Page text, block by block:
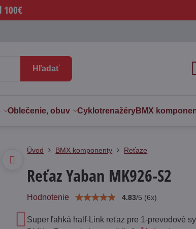
100€
Hľadať
Oblečenie, obuv CyklotrenažéryBMX
Úvod BMX komponenty Reťaze
Reťaz Yaban MK926-S2
Hodnotenie 4.83/5 (6x)
Super ľahká half-Link reťaz pre 1-prevodové